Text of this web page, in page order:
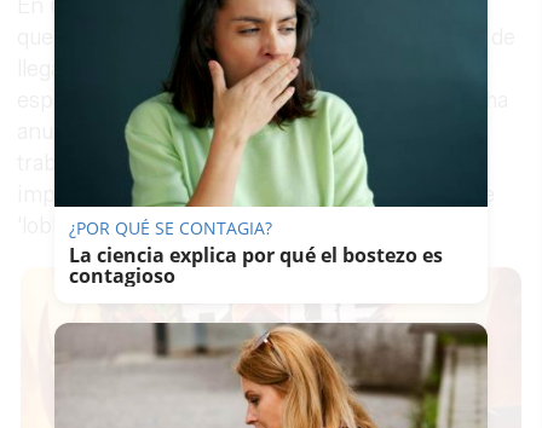
En un comunicado en redes sociales, denuncia
que se ha producido "incomprensión", y "antes de
llegar a un punto en el que pueda hacer daño al
espacio político por el que tanto he trabajado", ha
anunciado que no se unirá a la empresa, que
trabaja, según varias informaciones, para
importantes empresas en España ejerciendo de
'lobby' ante las autoridades del país y europeas.
¿POR QUÉ SE CONTAGIA?
La ciencia explica por qué el bostezo es
contagioso